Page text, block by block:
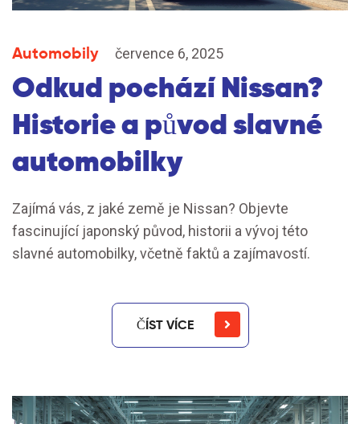
Automobily července 6, 2025
Odkud pochází Nissan?
Historie a původ slavné
automobilky
Zajímá vás, z jaké země je Nissan? Objevte
fascinující japonský původ, historii a vývoj této
slavné automobilky, včetně faktů a zajímavostí.
ČÍST VÍCE